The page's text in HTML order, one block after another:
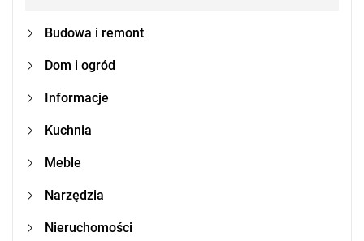
Budowa i remont
Dom i ogród
Informacje
Kuchnia
Meble
Narzędzia
Nieruchomości